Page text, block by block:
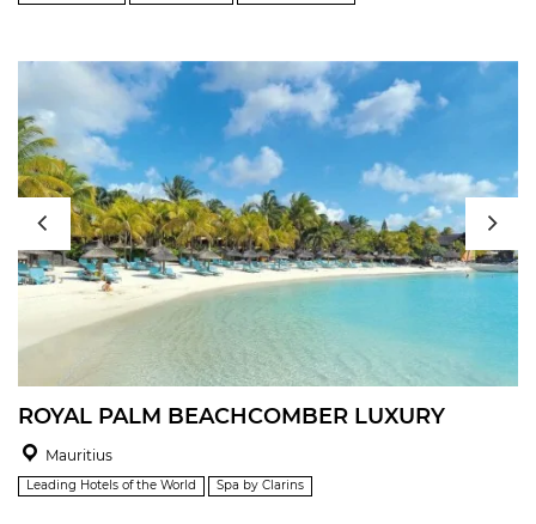
ROYAL PALM BEACHCOMBER LUXURY
Mauritius
Leading Hotels of the World Spa by Clarins